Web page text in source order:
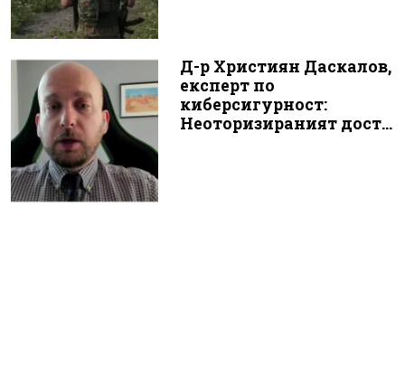
Д-р Християн Даскалов,
експерт по
киберсигурност:
Неоторизираният дост...